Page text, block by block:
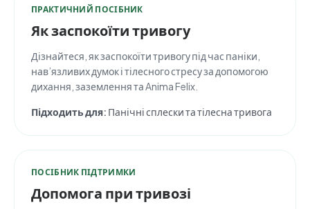
ПРАКТИЧНИЙ ПОСІБНИК
Як заспокоїти тривогу
Дізнайтеся, як заспокоїти тривогу під час паніки,
нав’язливих думок і тілесного стресу за допомогою
дихання, заземлення та Anima Felix.
Підходить для: Панічні сплески та тілесна тривога
ПОСІБНИК ПІДТРИМКИ
Допомога при тривозі